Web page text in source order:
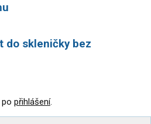
do skleničky bez
přihlášení.